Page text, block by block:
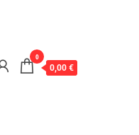
0
0,00 €